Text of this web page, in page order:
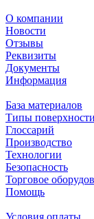
О компании
Новости
Отзывы
Реквизиты
Документы
Информация
База материалов
Типы поверхности
Глоссарий
Производство
Технологии
Безопасность
Торговое
Помощь
Условия оплаты